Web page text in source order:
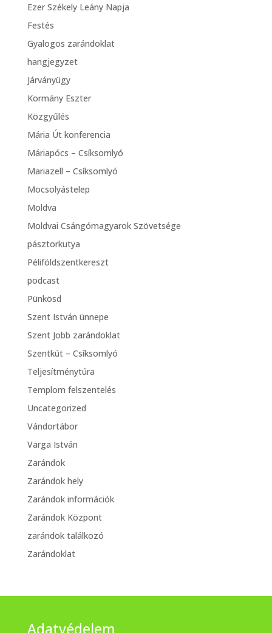
Ezer Székely Leány Napja
Festés
Gyalogos zarándoklat
hangjegyzet
Járványügy
Kormány Eszter
Közgyűlés
Mária Út konferencia
Máriapócs – Csíksomlyó
Mariazell – Csíksomlyó
Mocsolyástelep
Moldva
Moldvai Csángómagyarok Szövetsége
pásztorkutya
Péliföldszentkereszt
podcast
Pünkösd
Szent István ünnepe
Szent Jobb zarándoklat
Szentkút – Csíksomlyó
Teljesítménytúra
Templom felszentelés
Uncategorized
Vándortábor
Varga István
Zarándok
Zarándok hely
Zarándok információk
Zarándok Központ
zarándok találkozó
Zarándoklat
Adatvédelem